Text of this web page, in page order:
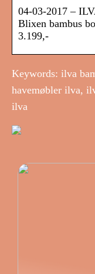
04-03-2017 –
Blixen bambus
3.199,-
Keywords: ilva
havemøbler ilva,
ilva